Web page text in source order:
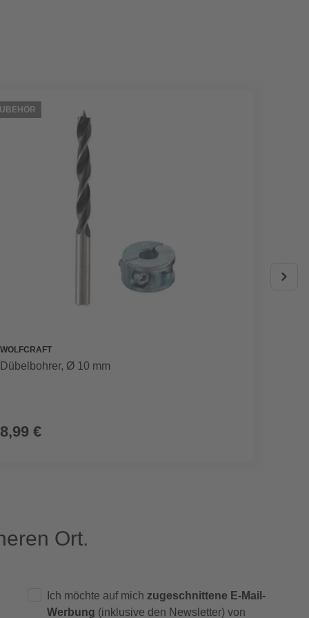
WOLFCRAFT
Dübelbohrer, Ø 10 mm
8,99 €
Ort.
Ich möchte auf mich zugeschnittene E-Mail-
Werbung (inklusive den Newsletter) von